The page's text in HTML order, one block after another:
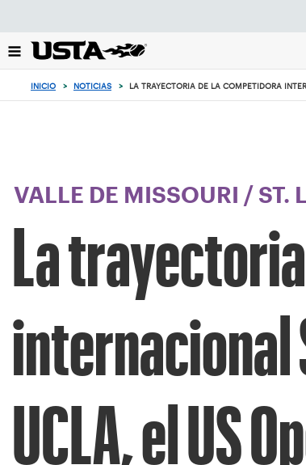
el
botón
INICIO > NOTICIAS > LA TRAYECTORIA DE LA COMPETIDORA
VALLE DE MISSOURI / ST.
La
internacional
UCLA, el US